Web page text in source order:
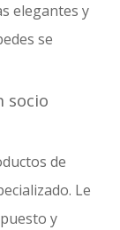
elegantes y
se
socio
de
Le
y